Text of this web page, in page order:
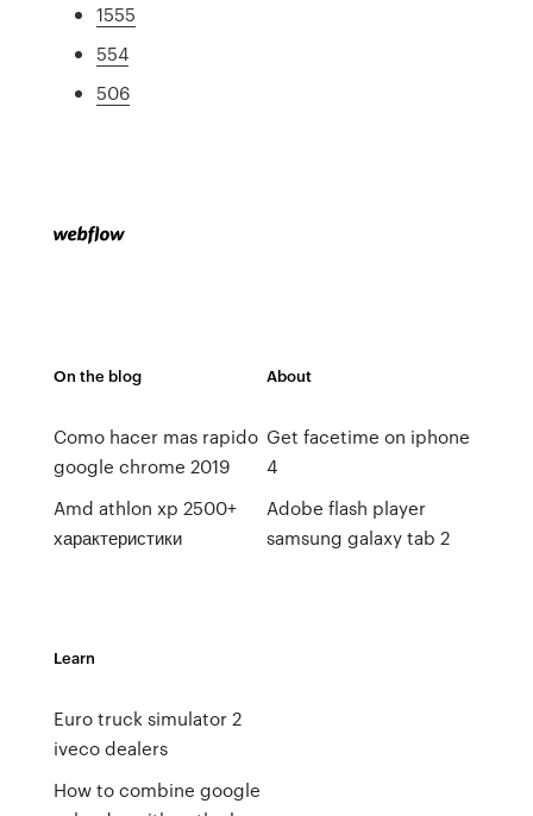
1555
554
506
On the blog
Como hacer mas rapido
google chrome 2019
Amd athlon xp 2500+
характеристики
About
Get facetime on iphone
4
Adobe flash player
samsung galaxy tab 2
Learn
Euro truck simulator 2
iveco dealers
How to combine google